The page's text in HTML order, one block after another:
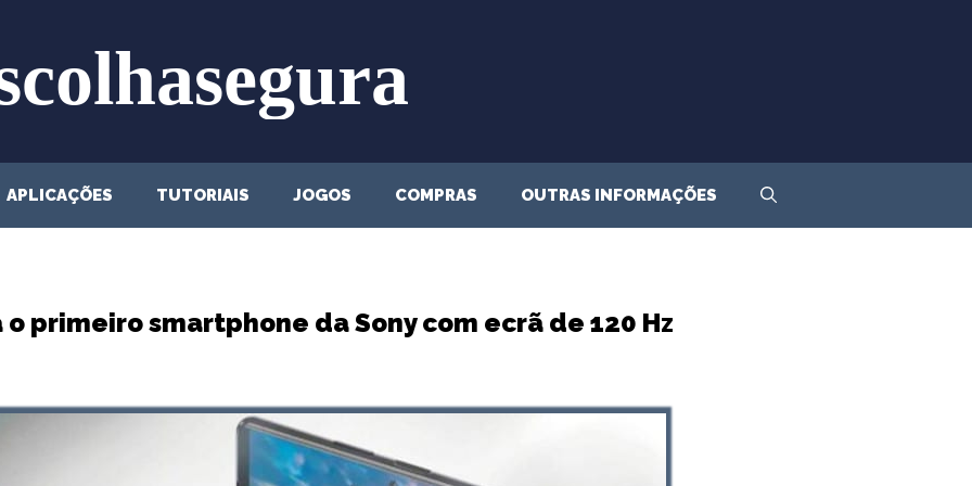
APLICAÇÕES TUTORIAIS JOGOS COMPRAS OUTRAS INFORMAÇÕES
o primeiro smartphone da Sony com ecrã de 120 Hz